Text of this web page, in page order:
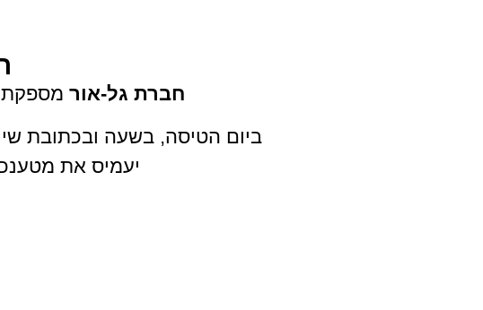
חברת גל-אור מספקת
ביום הטיסה, בשעה ובכתובת
יעמיס את